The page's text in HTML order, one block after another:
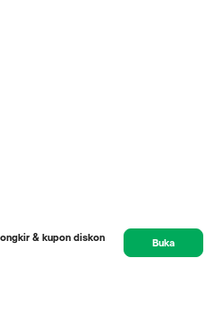
& kupon diskon
Buka